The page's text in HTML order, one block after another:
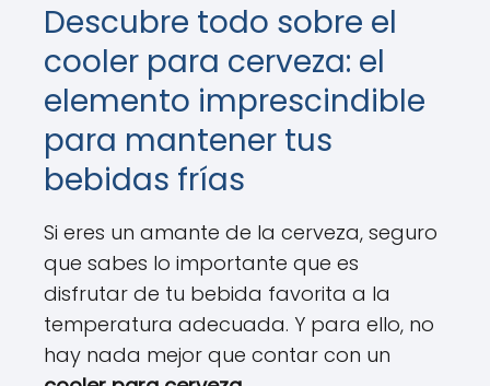
Descubre todo sobre el
cooler para cerveza: el
elemento imprescindible
para mantener tus
bebidas frías
Si eres un amante de la cerveza, seguro
que sabes lo importante que es
disfrutar de tu bebida favorita a la
temperatura adecuada. Y para ello, no
hay nada mejor que contar con un